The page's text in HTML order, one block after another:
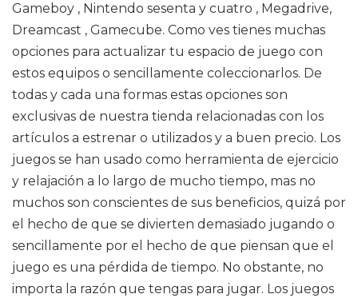
Gameboy , Nintendo sesenta y cuatro , Megadrive,
Dreamcast , Gamecube. Como ves tienes muchas
opciones para actualizar tu espacio de juego con
estos equipos o sencillamente coleccionarlos. De
todas y cada una formas estas opciones son
exclusivas de nuestra tienda relacionadas con los
artículos a estrenar o utilizados y a buen precio. Los
juegos se han usado como herramienta de ejercicio
y relajación a lo largo de mucho tiempo, mas no
muchos son conscientes de sus beneficios, quizá por
el hecho de que se divierten demasiado jugando o
sencillamente por el hecho de que piensan que el
juego es una pérdida de tiempo. No obstante, no
importa la razón que tengas para jugar. Los juegos